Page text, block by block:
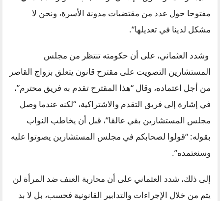
مفتوحا حول عدد من مقتضيات مدونة الأسرة، ونحن لا
مشكل لدينا في تعديلها”.
وشدد العثماني، على أن حكومته تنتظر من مجلس
المستشارين التصويت على مقترح قانون يتعلق بزواج القاصر
من أجل اعتماده، وقال “هذا المقترح تقدم به فريق محترم”،
في إشارة إلى فريق التقدم والاشتراكية، “لكنه عندما وصل
مجلس المستشارين بقي عالقا”، قبل أن يخاطب النواب
بقوله: “قولوا لصحابكم في مجلس المستشارين يصوتوا عليه
وسنعتمده”.
إلى ذلك، شدد العثماني على أن محاربة العنف ضد المرأة لن
يتم من خلال الإجراءات والتدابير القانونية فحسب، بل لا بد